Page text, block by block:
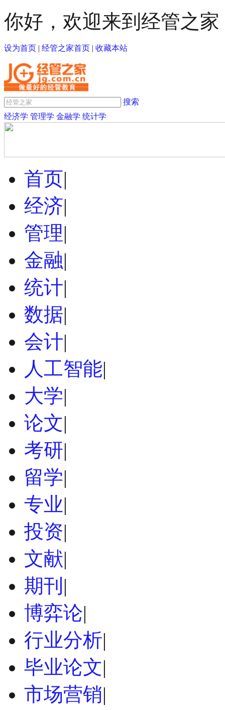
你好，欢迎来到经管之家
设为首页 | 经管之家首页 | 收藏本站
搜索
经济学 管理学 金融学 统计学
首页|
经济|
管理|
金融|
统计|
数据|
会计|
人工智能|
大学|
论文|
考研|
留学|
专业|
投资|
文献|
期刊 |
博弈论|
行业分析|
毕业论文|
市场营销|